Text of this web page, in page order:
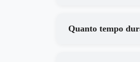
Quanto tempo